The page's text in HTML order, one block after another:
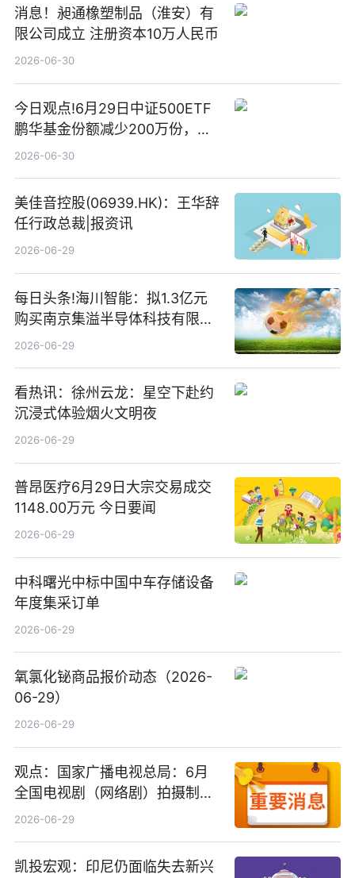
消息！昶通橡塑制品（淮安）有
限公司成立 注册资本10万人民币
2026-06-30
今日观点!6月29日中证500ETF
鹏华基金份额减少200万份，重
仓股亨通光电、赤峰黄金、佰维
2026-06-30
美佳音控股(06939.HK)：王华辞
任行政总裁|报资讯
2026-06-29
每日头条!海川智能：拟1.3亿元
购买南京集溢半导体科技有限公
司15.3%股权
2026-06-29
看热讯：徐州云龙：星空下赴约
沉浸式体验烟火文明夜
2026-06-29
普昂医疗6月29日大宗交易成交
1148.00万元 今日要闻
2026-06-29
中科曙光中标中国中车存储设备
年度集采订单
2026-06-29
氧氯化铋商品报价动态（2026-
06-29）
2026-06-29
观点：国家广播电视总局：6月
全国电视剧（网络剧）拍摄制作
备案公示剧目197部
2026-06-29
凯投宏观：印尼仍面临失去新兴